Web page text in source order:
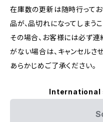
在庫数の更新は随時行って
品が、品切れになってしまうこ
その場合、お客様には必ず
がない場合は、キャンセルさ
あらかじめご了承ください。
International